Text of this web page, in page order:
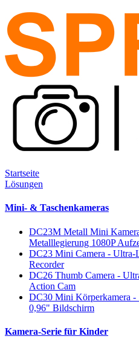
Startseite
Lösungen
Mini- & Taschenkameras
DC23M Metall Mini
Metalllegierung 1080P
DC23 Mini Camera - Ultra-
Recorder
DC26 Thumb Camera -
Action Cam
DC30 Mini Körperkamera -
0,96" Bildschirm
Kamera-Serie für Kinder